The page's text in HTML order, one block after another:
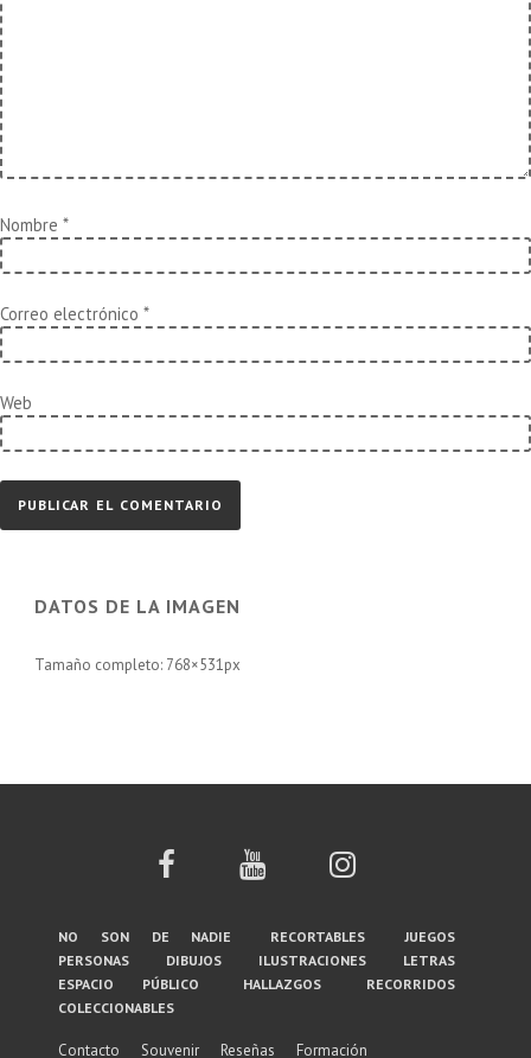
Nombre *
Correo electrónico *
Web
DATOS DE LA IMAGEN
Tamaño completo: 768×531px
Menú
del
pie
no son de nadie recortables
juegos
personas
dibujos ilustraciones
letras
espacio público
hallazgos
recorridos
coleccionables
Contacto Souvenir Reseñas Formación